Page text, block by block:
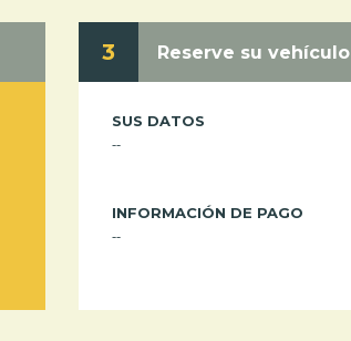
3 Reserve su vehículo
SUS DATOS
--
INFORMACIÓN DE PAGO
--